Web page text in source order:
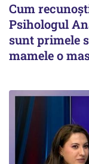
Cum
Psihologul
sunt primele
mamele o